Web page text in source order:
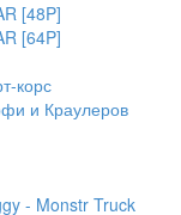
[48P]
[64P]
корс
и Краулеров
- Monstr Truck